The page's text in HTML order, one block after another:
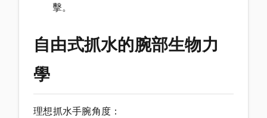
擊。
自由式抓水的腕部生物力
學
理想抓水手腕角度：